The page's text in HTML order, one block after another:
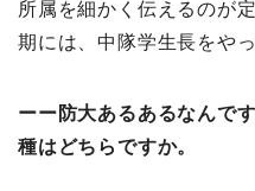
所属を細かく伝えるのが
期には、中隊学生長をや
ーー防大あるあるなんで
種はどちらですか。